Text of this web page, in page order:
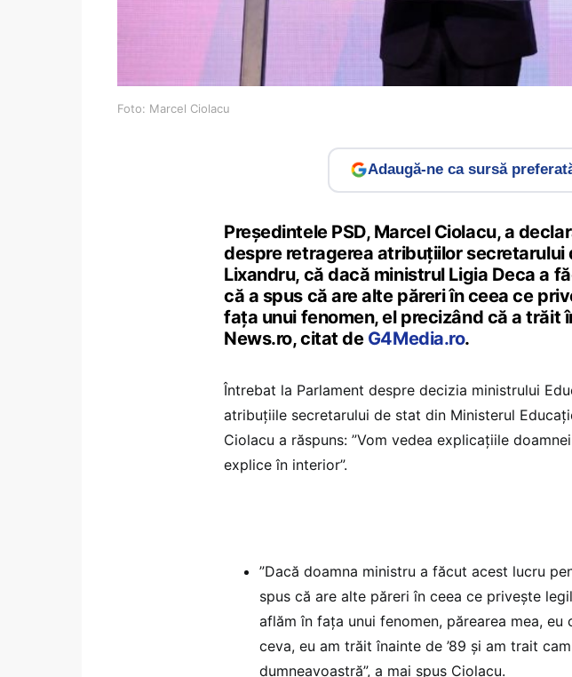
Foto: Marcel Ciolacu
Adaugă-ne ca sursă
Preşedintele PSD, Marcel Ciolacu, a
despre retragerea atribuţiilor secretarului
Lixandru, că dacă ministrul Ligia Deca a
că a spus că are alte păreri în ceea ce
faţa unui fenomen, el precizând că a trăit
News.ro, citat de G4Media.ro.
Întrebat la Parlament despre decizia ministrului
atribuțiile secretarului de stat din Ministerul
Ciolacu a răspuns: ”Vom vedea explicaţiile
explice în interior”.
”Dacă doamna ministru a făcut acest lucru
spus că are alte păreri în ceea ce priveşte
aflăm în faţa unui fenomen, părearea mea, eu
ceva, eu am trăit înainte de ’89 şi am trait
dumneavoastră”, a mai spus Ciolacu.